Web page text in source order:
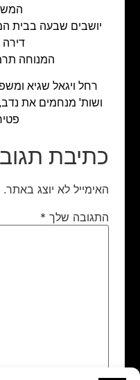
דירה 4, קרית אונו.
המנוחה
רחל ויגאל שגיא
ושות' מנחמים את
כתיבת
האימייל לא יוצג באתר.
התגובה שלך *